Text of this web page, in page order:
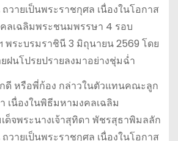
ายเป็นพระราชกุศล เนื่องในโอกาส
ลเฉลิมพระชนมพรรษา 4 รอบ
พระบรมราชินี 3 มิถุนายน 2569 โดย
ฝนโปรยปรายลงมาอย่างชุ่มฉ่ำ
ดี หรือพี่ก้อง กล่าวในตัวแทนคณะลูก
เนื่องในพิธีมหามงคลเฉลิม
จพระนางเจ้าสุทิดา พัชรสุธาพิมลลัก
ายเป็นพระราชกุศล เนื่องในโอกาส